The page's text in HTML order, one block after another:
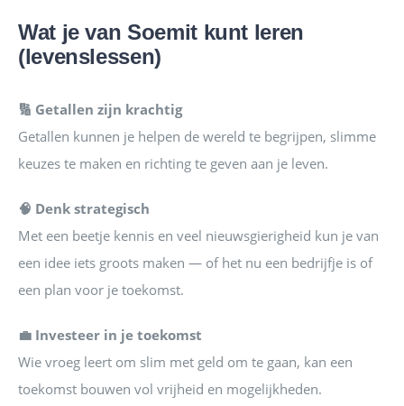
Wat je van Soemit kunt leren
(levenslessen)
🔢 Getallen zijn krachtig
Getallen kunnen je helpen de wereld te begrijpen, slimme
keuzes te maken en richting te geven aan je leven.
🧠 Denk strategisch
Met een beetje kennis en veel nieuwsgierigheid kun je van
een idee iets groots maken — of het nu een bedrijfje is of
een plan voor je toekomst.
💼 Investeer in je toekomst
Wie vroeg leert om slim met geld om te gaan, kan een
toekomst bouwen vol vrijheid en mogelijkheden.